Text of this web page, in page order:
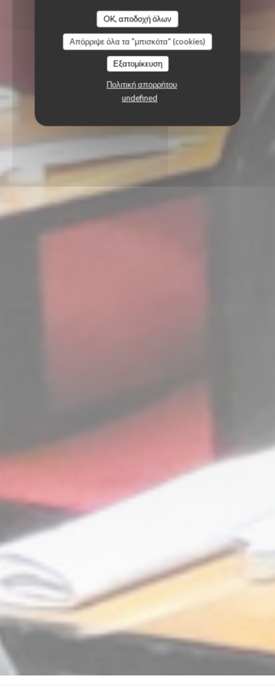
OK, αποδοχή όλων
Απόρριψε όλα τα "μπισκότα" (cookies)
Εξατομίκευση
Πολιτική απορρήτου
undefined